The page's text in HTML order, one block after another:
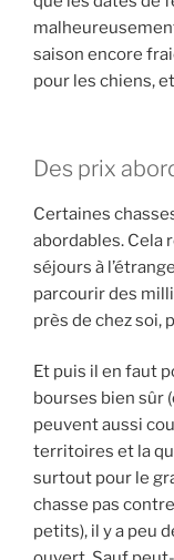
saison encore
pour les chiens,
Des prix
Certaines
abordables. Cela
séjours à
parcourir des
près de chez
Et puis il en faut
bourses bien sûr
peuvent aussi
territoires et la
surtout pour le
chasse pas
petits), il y a peu